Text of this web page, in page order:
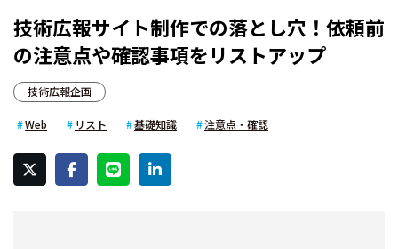
技術広報サイト制作での落とし穴！依頼前
の注意点や確認事項をリストアップ
技術広報企画
Web リスト 基礎知識 注意点・確認